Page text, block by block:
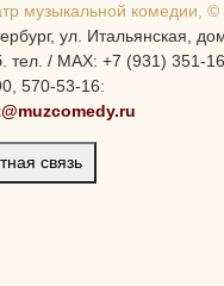
музыкальной комедии, ©
ул. Итальянская,
тел. / MAX: +7 (931) 351-
570-53-16:
связь